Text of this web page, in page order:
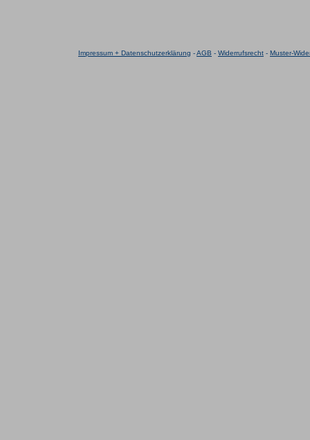
Impressum + Datenschutzerklärung -AGB - Widerrufsrecht - Muster-